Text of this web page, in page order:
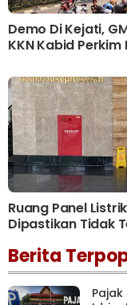
Demo Di Kejati,
KKN Kabid Perkim
Ruang Panel
Dipastikan Tidak
Berita
Pajak